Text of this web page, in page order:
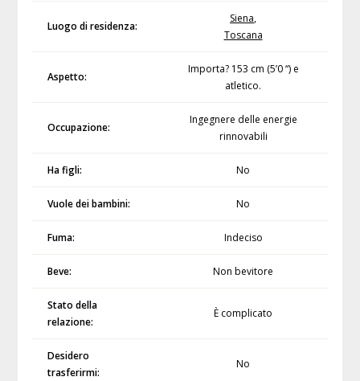
Luogo di residenza:
Siena,
Toscana
Aspetto:
Importa? 153 cm (5’0 “) e
atletico.
Occupazione:
Ingegnere delle energie
rinnovabili
Ha figli: No
Vuole dei bambini: No
Fuma: Indeciso
Beve: Non bevitore
Stato della
relazione:
È complicato
Desidero
trasferirmi:
No